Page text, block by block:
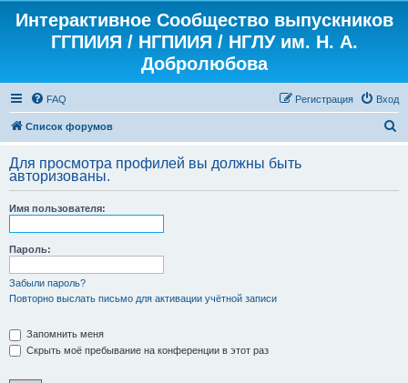
Интерактивное Сообщество выпускников
ГГПИИЯ / НГПИИЯ / НГЛУ им. Н. А.
Добролюбова
FAQ Вход
Регистрация
Список форумов
с
Для просмотра профилей вы должны быть
авторизованы.
Имя пользователя:
Пароль:
Забыли пароль?
Повторно выслать письмо для активации учётной записи
Запомнить меня
Скрыть моё пребывание на конференции в этот раз